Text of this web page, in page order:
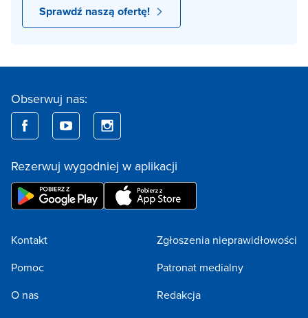
Sprawdź naszą ofertę!
Obserwuj nas:
Rezerwuj wygodniej w aplikacji
Kontakt
Pomoc
O nas
Zgłoszenia nieprawidłowości
Patronat medialny
Redakcja